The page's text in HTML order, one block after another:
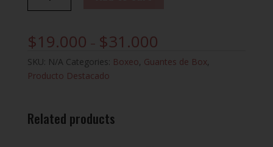
quantity
$19.000 – $31.000
SKU: N/A Categories: Boxeo, Guantes de Box,
Producto Destacado
Related products